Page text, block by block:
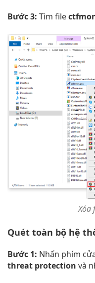
Bước 3: Tìm file
Xóa
Quét toàn bộ hệ
Bước 1: Nhấn phím
threat protection và